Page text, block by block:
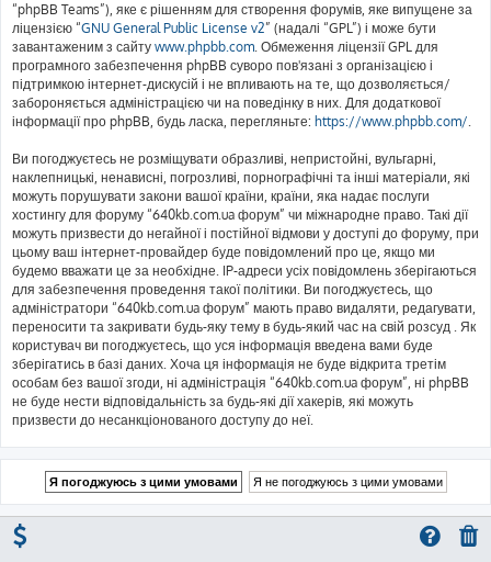
“phpBB Teams”), яке є рішенням для створення форумів, яке випущене за
ліцензією “GNU General Public License v2” (надалі “GPL”) і може бути
завантаженим з сайту www.phpbb.com. Обмеження ліцензії GPL для
програмного забезпечення phpBB суворо пов'язані з організацією і
підтримкою інтернет-дискусій і не впливають на те, що дозволяється/
забороняється адміністрацією чи на поведінку в них. Для додаткової
інформації про phpBB, будь ласка, перегляньте: https://www.phpbb.com/.
Ви погоджуєтесь не розміщувати образливі, непристойні, вульгарні,
наклепницькі, ненависні, погрозливі, порнографічні та інші матеріали, які
можуть порушувати закони вашої країни, країни, яка надає послуги
хостингу для форуму “640kb.com.ua форум” чи міжнародне право. Такі дії
можуть призвести до негайної і постійної відмови у доступі до форуму, при
цьому ваш інтернет-провайдер буде повідомлений про це, якщо ми
будемо вважати це за необхідне. IP-адреси усіх повідомлень зберігаються
для забезпечення проведення такої політики. Ви погоджуєтесь, що
адміністратори “640kb.com.ua форум” мають право видаляти, редагувати,
переносити та закривати будь-яку тему в будь-який час на свій розсуд . Як
користувач ви погоджуєтесь, що уся інформація введена вами буде
зберігатись в базі даних. Хоча ця інформація не буде відкрита третім
особам без вашої згоди, ні адміністрація “640kb.com.ua форум”, ні phpBB
не буде нести відповідальність за будь-які дії хакерів, які можуть
призвести до несанкціонованого доступу до неї.